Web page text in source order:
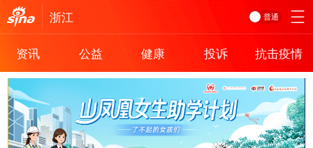
普通
浙江
资讯 公益 健康 投诉 抗击疫情